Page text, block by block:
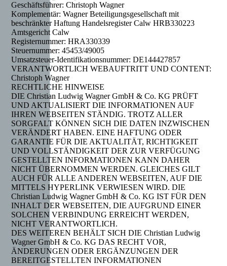
Geschäftsführer: Christoph Wagner
Komplementär: Wagner Beteiligungsgesellschaft mit
beschränkter Haftung Handelsregister Calw HRB330223
Amtsgericht Calw
Registernummer: HRA330339
Steuernummer: 45453/49005
Umsatzsteuer-Identifikationsnummer: DE144427857
VERANTWORTLICH WEBAUFTRITT UND CONTENT:
Christoph Wagner
RECHTLICHE HINWEISE
DIE Christian Ludwig Wagner GmbH & Co. KG PRÜFT
UND AKTUALISIERT DIE INFORMATIONEN AUF
IHREN WEBSEITEN STÄNDIG. TROTZ ALLER
SORGFALT KÖNNEN SICH DIE DATEN INZWISCHEN
VERÄNDERT HABEN. EINE HAFTUNG ODER
GARANTIE FÜR DIE AKTUALITÄT, RICHTIGKEIT
UND VOLLSTÄNDIGKEIT DER ZUR VERFÜGUNG
GESTELLTEN INFORMATIONEN KANN DAHER
NICHT ÜBERNOMMEN WERDEN. GLEICHES GILT
AUCH FÜR ALLE ANDEREN WEBSEITEN, AUF DIE
MITTELS HYPERLINK VERWIESEN WIRD. DIE
Christian Ludwig Wagner GmbH & Co. KG IST FÜR DEN
INHALT DER WEBSEITEN, DIE AUFGRUND EINER
SOLCHEN VERBINDUNG ERREICHT WERDEN,
NICHT VERANTWORTLICH.
DES WEITEREN BEHÄLT SICH DIE Christian Ludwig
Wagner GmbH & Co. KG DAS RECHT VOR,
ÄNDERUNGEN ODER ERGÄNZUNGEN DER
BEREITGESTELLTEN INFORMATIONEN